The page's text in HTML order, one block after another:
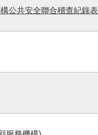
公共安全聯合稽查紀錄表